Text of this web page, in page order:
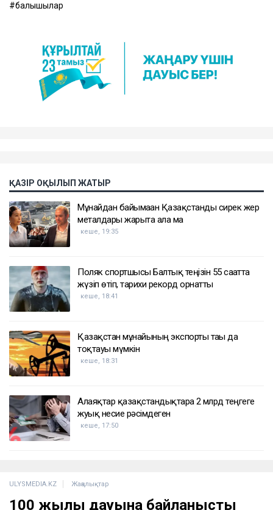
балықшылар
ҚАЗІР ОҚЫЛЫП ЖАТЫР
Мұнайдан байымаған Қазақстанды сирек жер
жүзіп өтіп, тарихи рекорд орнатты